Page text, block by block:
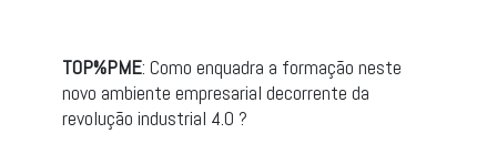
TOP%PME: Como enquadra a formação neste
novo ambiente empresarial decorrente da
revolução industrial 4.0 ?